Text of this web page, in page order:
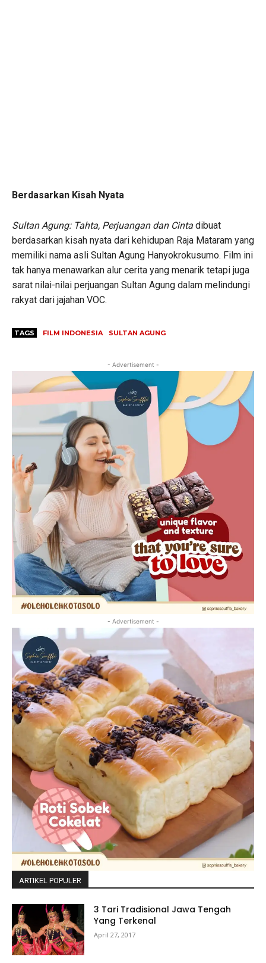
Berdasarkan Kisah Nyata
Sultan Agung: Tahta, Perjuangan dan Cinta dibuat
berdasarkan kisah nyata dari kehidupan Raja Mataram yang
memiliki nama asli Sultan Agung Hanyokrokusumo. Film ini
tak hanya menawarkan alur cerita yang menarik tetapi juga
sarat nilai-nilai perjuangan Sultan Agung dalam melindungi
rakyat dari jajahan VOC.
TAGS FILM INDONESIA SULTAN AGUNG
- Advertisement -
- Advertisement -
ARTIKEL POPULER
3 Tari Tradisional Jawa Tengah
Yang Terkenal
April 27, 2017